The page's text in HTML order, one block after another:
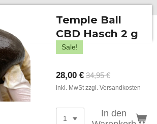
Temple Ball
CBD Hasch 2 g
Sale!
28,00 € 34,95 €
inkl. MwSt zzgl. Versandkosten
In den